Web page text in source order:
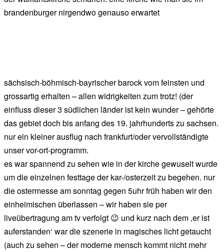
brandenburger nirgendwo genauso erwartet
sächsisch-böhmisch-bayrischer barock vom feinsten und
grossartig erhalten – allen widrigkeiten zum trotz! (der
einfluss dieser 3 südlichen länder ist kein wunder – gehörte
das gebiet doch bis anfang des 19. jahrhunderts zu sachsen.
nur ein kleiner ausflug nach frankfurt/oder vervollständigte
unser vor-ort-programm.
es war spannend zu sehen wie in der kirche gewuselt wurde
um die einzelnen festtage der kar-/osterzeit zu begehen. nur
die ostermesse am sonntag gegen 5uhr früh haben wir den
einheimischen überlassen – wir haben sie per
liveübertragung am tv verfolgt 😉 und kurz nach dem ‚er ist
auferstanden‘ war die szenerie in magisches licht getaucht
(auch zu sehen – der moderne mensch kommt nicht mehr